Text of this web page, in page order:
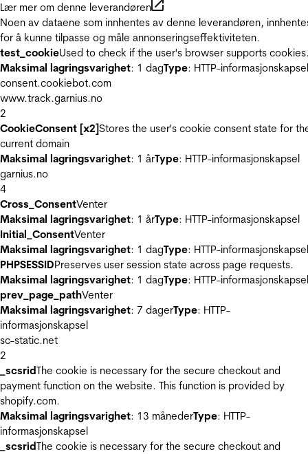
Lær mer om denne leverandøren
Noen av dataene som innhentes av denne leverandøren,
for å kunne tilpasse og måle annonseringseffektiviteten.
test_cookieUsed to check if the user's browser supports
Maksimal lagringsvarighet: 1 dagType: HTTP-informasjonskapsel
consent.cookiebot.com
www.track.garnius.no
2
CookieConsent [x2]Stores the user's cookie consent state for
current domain
Maksimal lagringsvarighet: 1 årType: HTTP-informasjonskapsel
garnius.no
4
Cross_ConsentVenter
Maksimal lagringsvarighet: 1 årType: HTTP-informasjonskapsel
Initial_ConsentVenter
Maksimal lagringsvarighet: 1 dagType: HTTP-informasjonskapsel
PHPSESSIDPreserves user session state across page requests.
Maksimal lagringsvarighet: 1 dagType: HTTP-informasjonskapsel
prev_page_pathVenter
Maksimal lagringsvarighet: 7 dagerType: HTTP-
informasjonskapsel
sc-static.net
2
_scsridThe cookie is necessary for the secure checkout and
payment function on the website. This function is provided by
shopify.com.
Maksimal lagringsvarighet: 13 månederType: HTTP-
informasjonskapsel
_scsridThe cookie is necessary for the secure checkout and